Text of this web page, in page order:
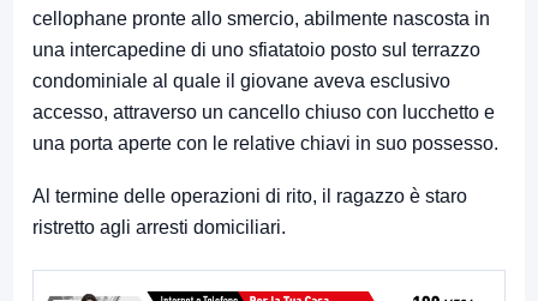
cellophane pronte allo smercio, abilmente nascosta in
una intercapedine di uno sfiatatoio posto sul terrazzo
condominiale al quale il giovane aveva esclusivo
accesso, attraverso un cancello chiuso con lucchetto e
una porta aperte con le relative chiavi in suo possesso.
Al termine delle operazioni di rito, il ragazzo è staro
ristretto agli arresti domiciliari.